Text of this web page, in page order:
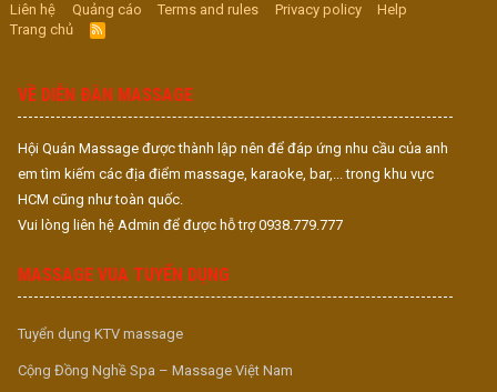
Liên hệ
Quảng cáo Terms and rules Privacy policy
Help
Trang chủ
R
S
VỀ DIỄN ĐÀN MASSAGE
Hội Quán Massage được thành lập nên để đáp ứng nhu cầu của anh
em tìm kiếm các địa điểm massage, karaoke, bar,... trong khu vực
HCM cũng như toàn quốc.
Vui lòng liên hệ Admin để được hỗ trợ 0938.779.777
MASSAGE VUA TUYỂN DỤNG
Tuyển dụng KTV massage
Cộng Đồng Nghề Spa – Massage Việt Nam